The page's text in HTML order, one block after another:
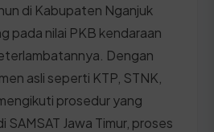
di Kabupaten Nganjuk
pada nilai PKB kendaraan
Dengan
asli seperti KTP, STNK,
prosedur yang
Jawa Timur, proses